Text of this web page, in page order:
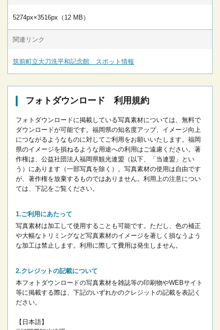
5274px×3516px（12 MB）
関連リンク
筑前町立大刀洗平和記念館 スポット情報
フォトダウンロード 利用規約
フォトダウンロードに掲載している写真素材については、無料で
ダウンロードが可能です。 福岡県の知名度アップ、イメージ向上
につながるようなものに対してご利用をお願いいたします。 福岡
県のイメージを損ねるような用途への利用はご遠慮ください。 著
作権は、公益社団法人福岡県観光連盟（以下、「当連盟」とい
う）にあります（一部写真を除く）。写真素材の使用は自由です
が、著作権を放棄するものではありません。 利用上の注意につい
ては、下記をご覧ください。
ご利用にあたって
写真素材は加工して使用することも可能です。ただし、色の補正
や大幅なトリミングなど写真素材のイメージを著しく損なうよう
な加工は禁止します。 利用に際して費用は発生しません。
クレジットの記載について
本フォトダウンロードの写真素材を雑誌等の印刷物やWEBサイト
等に掲載する際は、下記のいずれかのクレジットの記載を表記く
ださい。
【日本語】